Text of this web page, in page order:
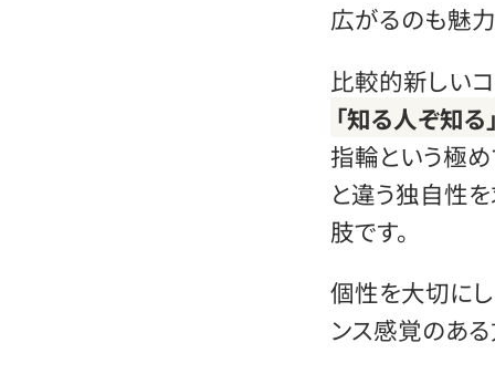
広がるのも魅力
比較的新しい
「知る人ぞ知
指輪という極
と違う独自性
肢です。
個性を大切に
ンス感覚のあ